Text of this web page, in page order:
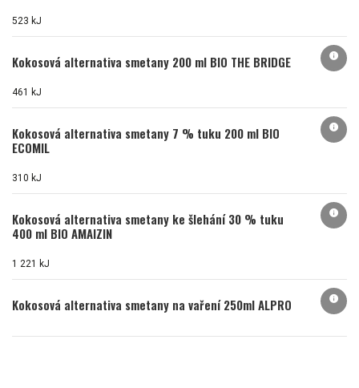
523 kJ
Kokosová alternativa smetany 200 ml BIO THE BRIDGE
461 kJ
info
Kokosová alternativa smetany 7 % tuku 200 ml BIO
ECOMIL
310 kJ
info
Kokosová alternativa smetany ke šlehání 30 % tuku
400 ml BIO AMAIZIN
1 221 kJ
info
Kokosová alternativa smetany na vaření 250ml ALPRO info